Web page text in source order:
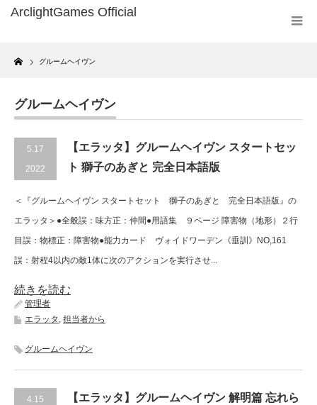
Home
グルームヘイヴン
グルームヘイヴン
5.17
2022
【エラッタ】グルームヘイヴン スタートセッ
ト 獅子のあぎと 完全日本語版
＜『グルームヘイヴン スタートセット 獅子のあぎと 完全日本語版』の
エラッタ＞●全般誤：味方正：仲間●用語集 ９ページ 障害物（地形）２行
目誤：物標正：障害物●能力カード ヴォイドワーデン《垂訓》NO,161
誤：射程4以内の敵1体に次のアクションを実行させ...
続きを読む
管理者
エラッタ , 担当者から
グルームヘイヴン
4.15
【エラッタ】グルームヘイヴン 解明篇 忘れら